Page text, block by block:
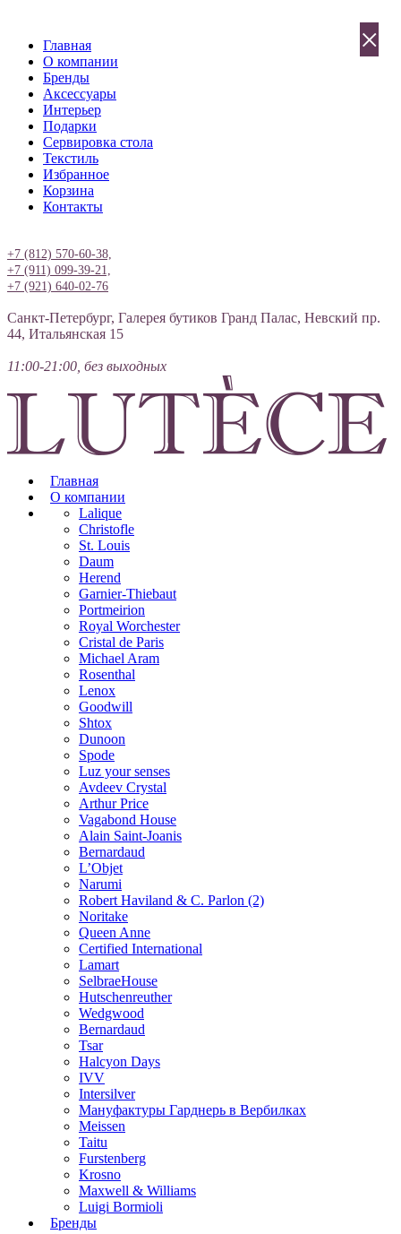
Главная
О компании
Бренды
Аксессуары
Интерьер
Подарки
Сервировка стола
Текстиль
Избранное
Корзина
Контакты
+7 (812) 570-60-38,
+7 (911) 099-39-21,
+7 (921) 640-02-76
Санкт-Петербург, Галерея бутиков Гранд Палас, Невский пр.
44, Итальянская 15
11:00-21:00, без выходных
Главная
О компании
Lalique
Christofle
St. Louis
Daum
Herend
Garnier-Thiebaut
Portmeirion
Royal Worchester
Cristal de Paris
Michael Aram
Rosenthal
Lenox
Goodwill
Shtox
Dunoon
Spode
Luz your senses
Avdeev Crystal
Arthur Price
Vagabond House
Alain Saint-Joanis
Bernardaud
L’Objet
Narumi
Robert Haviland & C. Parlon (2)
Noritakе
Queen Anne
Certified International
Lamart
SelbraeHouse
Hutschenreuther
Wedgwood
Bernardaud
Tsar
Halcyon Days
IVV
Intersilver
Мануфактуры Гарднерь в Вербилках
Meissen
Taitu
Furstenberg
Krosno
Maxwell & Williams
Luigi Bormioli
Бренды
×